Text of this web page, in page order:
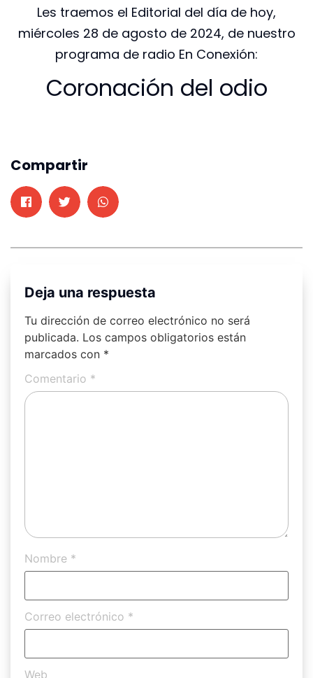
Les traemos el Editorial del día de hoy,
miércoles 28 de agosto de 2024, de nuestro
programa de radio En Conexión:
Coronación del odio
Compartir
Deja una respuesta
Tu dirección de correo electrónico no será
publicada. Los campos obligatorios están
marcados con *
Comentario *
Nombre *
Correo electrónico *
Web